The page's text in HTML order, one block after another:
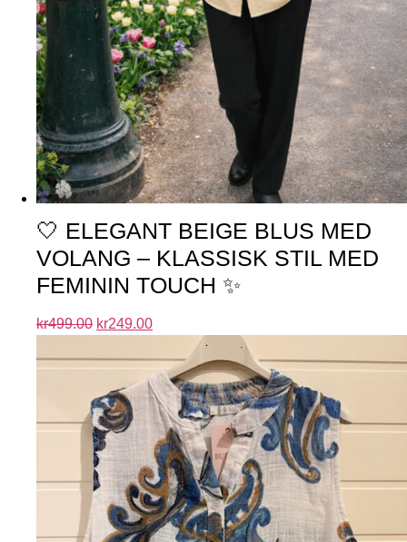
🤍 ELEGANT BEIGE BLUS MED
VOLANG – KLASSISK STIL MED
FEMININ TOUCH ✨
kr499.00 kr249.00